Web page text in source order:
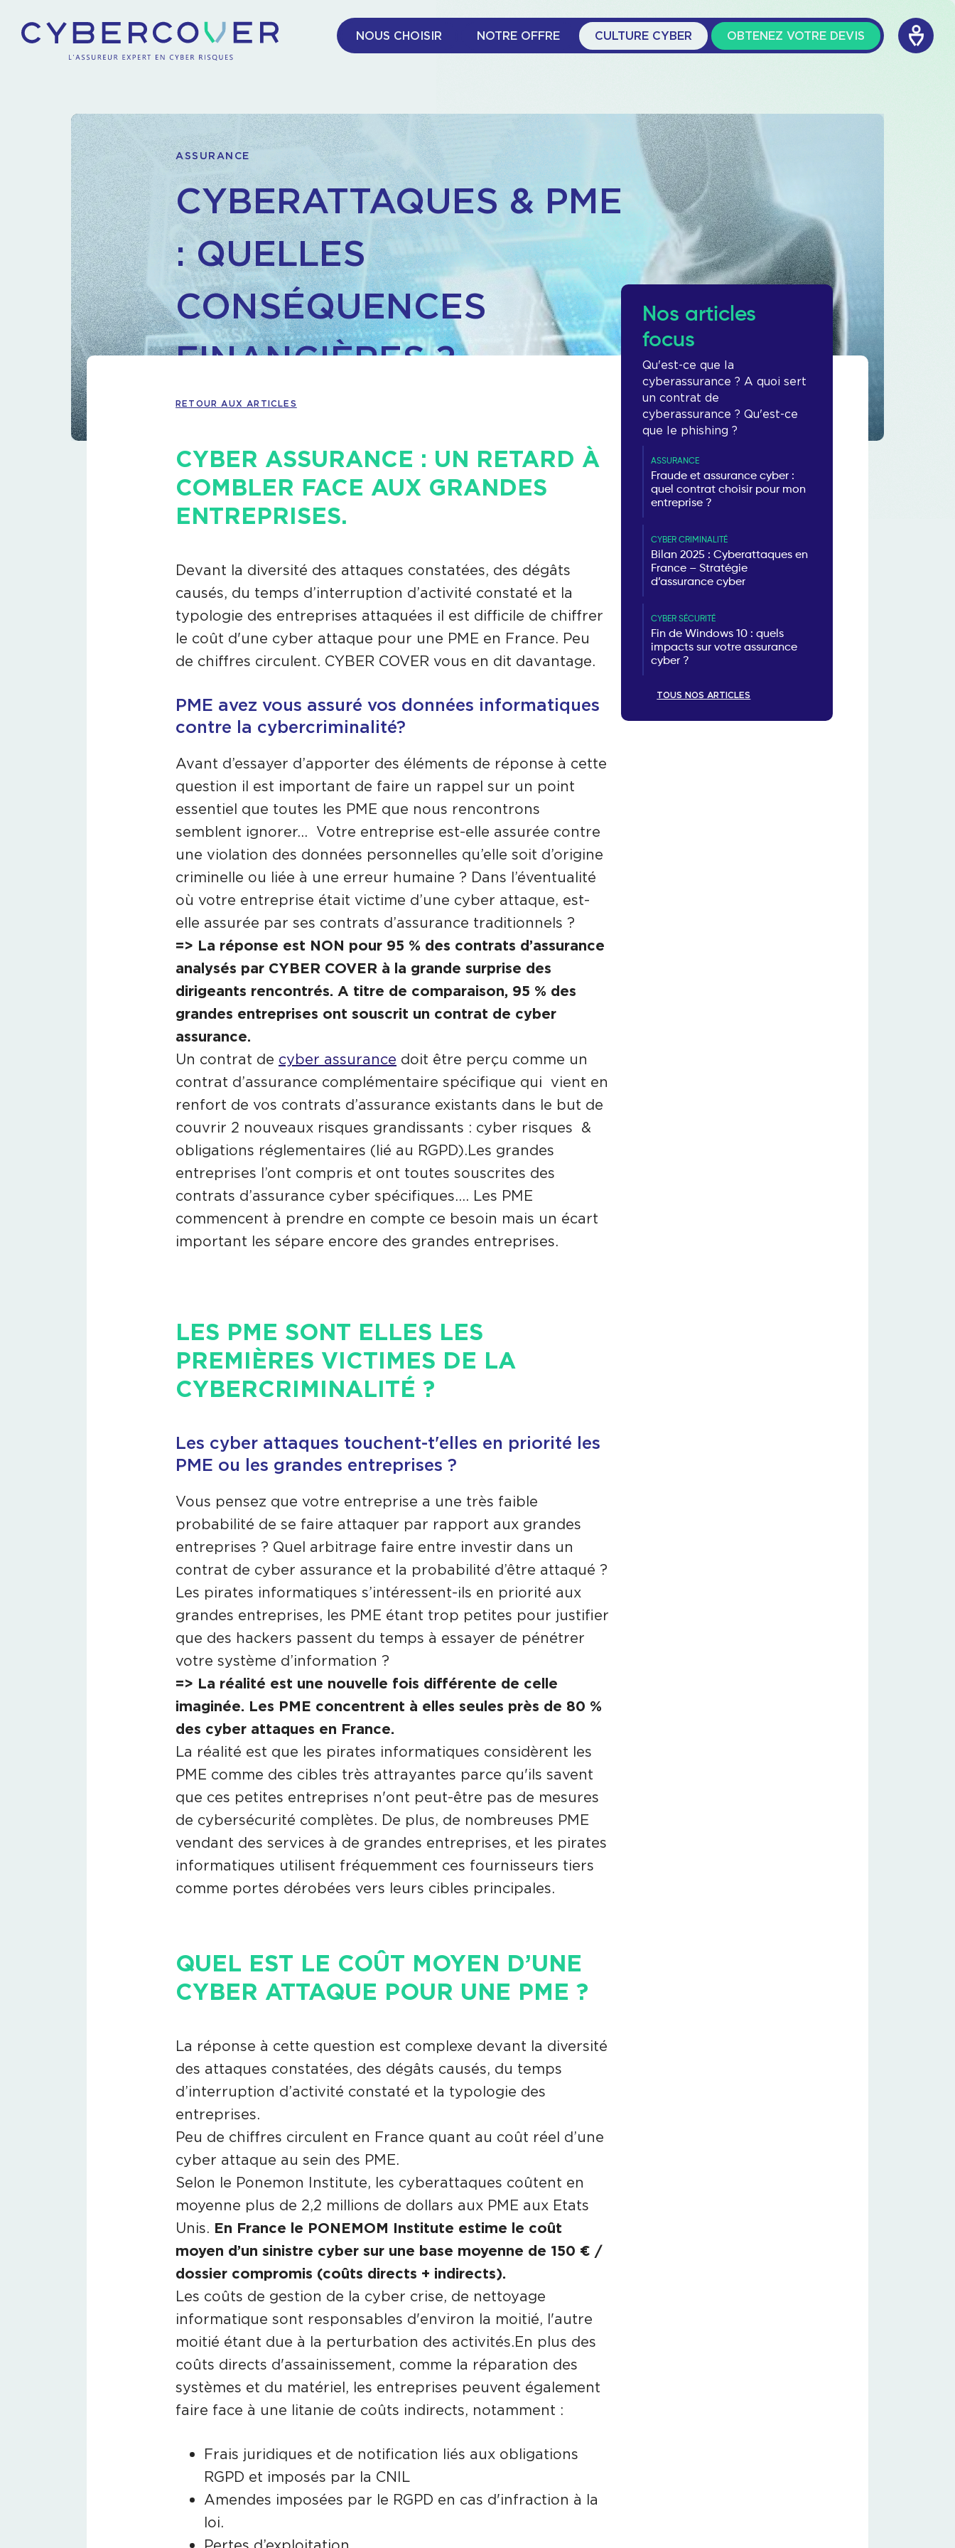
NOUS CHOISIR NOTRE OFFRE CULTURE CYBER OBTENEZ VOTRE DEVIS
ASSURANCE
CYBERATTAQUES & PME
: QUELLES
CONSÉQUENCES
FINANCIÈRES ?
RETOUR AUX ARTICLES
CYBER ASSURANCE : UN RETARD À
COMBLER FACE AUX GRANDES
ENTREPRISES.
Devant la diversité des attaques constatées, des dégâts
causés, du temps d’interruption d’activité constaté et la
typologie des entreprises attaquées il est difficile de chiffrer
le coût d'une cyber attaque pour une PME en France. Peu
de chiffres circulent. CYBER COVER vous en dit davantage.
PME avez vous assuré vos données informatiques
contre la cybercriminalité?
Avant d’essayer d’apporter des éléments de réponse à cette
question il est important de faire un rappel sur un point
essentiel que toutes les PME que nous rencontrons
semblent ignorer… Votre entreprise est-elle assurée contre
une violation des données personnelles qu’elle soit d’origine
criminelle ou liée à une erreur humaine ? Dans l’éventualité
où votre entreprise était victime d’une cyber attaque, est-
elle assurée par ses contrats d’assurance traditionnels ?
=> La réponse est NON pour 95 % des contrats d’assurance
analysés par CYBER COVER à la grande surprise des
dirigeants rencontrés. A titre de comparaison, 95 % des
grandes entreprises ont souscrit un contrat de cyber
assurance.
Un contrat de cyber assurance doit être perçu comme un
contrat d’assurance complémentaire spécifique qui vient en
renfort de vos contrats d’assurance existants dans le but de
couvrir 2 nouveaux risques grandissants : cyber risques &
obligations réglementaires (lié au RGPD).Les grandes
entreprises l’ont compris et ont toutes souscrites des
contrats d’assurance cyber spécifiques…. Les PME
commencent à prendre en compte ce besoin mais un écart
important les sépare encore des grandes entreprises.
LES PME SONT ELLES LES
PREMIÈRES VICTIMES DE LA
CYBERCRIMINALITÉ ?
Les cyber attaques touchent-t'elles en priorité les
PME ou les grandes entreprises ?
Vous pensez que votre entreprise a une très faible
probabilité de se faire attaquer par rapport aux grandes
entreprises ? Quel arbitrage faire entre investir dans un
contrat de cyber assurance et la probabilité d’être attaqué ?
Les pirates informatiques s’intéressent-ils en priorité aux
grandes entreprises, les PME étant trop petites pour justifier
que des hackers passent du temps à essayer de pénétrer
votre système d’information ?
=> La réalité est une nouvelle fois différente de celle
imaginée. Les PME concentrent à elles seules près de 80 %
des cyber attaques en France.
La réalité est que les pirates informatiques considèrent les
PME comme des cibles très attrayantes parce qu'ils savent
que ces petites entreprises n'ont peut-être pas de mesures
de cybersécurité complètes. De plus, de nombreuses PME
vendant des services à de grandes entreprises, et les pirates
informatiques utilisent fréquemment ces fournisseurs tiers
comme portes dérobées vers leurs cibles principales.
QUEL EST LE COÛT MOYEN D’UNE
CYBER ATTAQUE POUR UNE PME ?
La réponse à cette question est complexe devant la diversité
des attaques constatées, des dégâts causés, du temps
d’interruption d’activité constaté et la typologie des
entreprises.
Peu de chiffres circulent en France quant au coût réel d’une
cyber attaque au sein des PME.
Selon le Ponemon Institute, les cyberattaques coûtent en
moyenne plus de 2,2 millions de dollars aux PME aux Etats
Unis. En France le PONEMOM Institute estime le coût
moyen d’un sinistre cyber sur une base moyenne de 150 € /
dossier compromis (coûts directs + indirects).
Les coûts de gestion de la cyber crise, de nettoyage
informatique sont responsables d'environ la moitié, l'autre
moitié étant due à la perturbation des activités.En plus des
coûts directs d'assainissement, comme la réparation des
systèmes et du matériel, les entreprises peuvent également
faire face à une litanie de coûts indirects, notamment :
Frais juridiques et de notification liés aux obligations
RGPD et imposés par la CNIL
Amendes imposées par le RGPD en cas d'infraction à la
loi.
Nos articles
focus
Qu'est-ce que la
cyberassurance ? A quoi sert
un contrat de
cyberassurance ? Qu'est-ce
que le phishing ?
ASSURANCE
Fraude et assurance cyber :
quel contrat choisir pour mon
entreprise ?
CYBER CRIMINALITÉ
Bilan 2025 : Cyberattaques en
France – Stratégie
d’assurance cyber
CYBER SÉCURITÉ
Fin de Windows 10 : quels
impacts sur votre assurance
cyber ?
TOUS NOS ARTICLES